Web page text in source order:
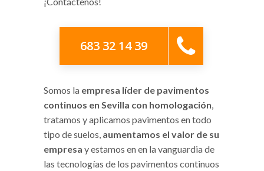
683 32 14 39
Somos la empresa líder de pavimentos
continuos en Sevilla con homologación,
tratamos y aplicamos pavimentos en todo
tipo de suelos, aumentamos el valor de su
empresa y estamos en en la vanguardia de
las tecnologías de los pavimentos continuos